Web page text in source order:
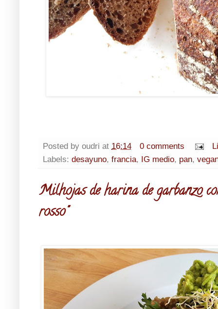
Posted by oudri at 16:14 0 comments
Labels: desayuno, francia, IG medio, pan,
Milhojas de harina de garbanzo
rosso"